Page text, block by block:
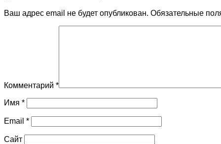
Ваш адрес email не будет опубликован. Обязательные
Комментарий *
Имя *
Email *
Сайт